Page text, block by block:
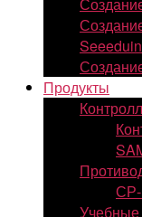
Продукты
Учебные